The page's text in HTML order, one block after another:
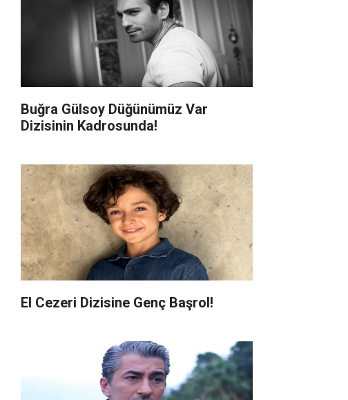
Buğra Gülsoy Düğünümüz Var
Dizisinin Kadrosunda!
El Cezeri Dizisine Genç Başrol!